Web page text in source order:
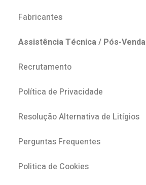
Fabricantes
Assistência Técnica / Pós-Venda
Recrutamento
Política de Privacidade
Resolução Alternativa de Litígios
Perguntas Frequentes
Politica de Cookies